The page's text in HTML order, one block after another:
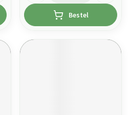
Bestel